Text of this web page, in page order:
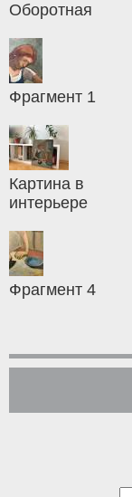
Оборотная
Фрагмент 1
Картина в
интерьере
Фрагмент 4